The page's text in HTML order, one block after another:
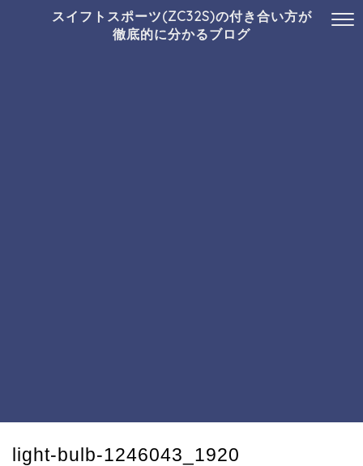
スイフトスポーツ(ZC32S)の付き合い方が
徹底的に分かるブログ
light-bulb-1246043_1920